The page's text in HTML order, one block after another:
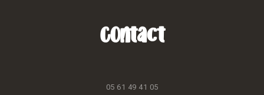
Contact
05 61 49 41 05